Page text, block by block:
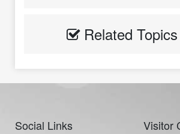
Related Topics
Social Links Visitor